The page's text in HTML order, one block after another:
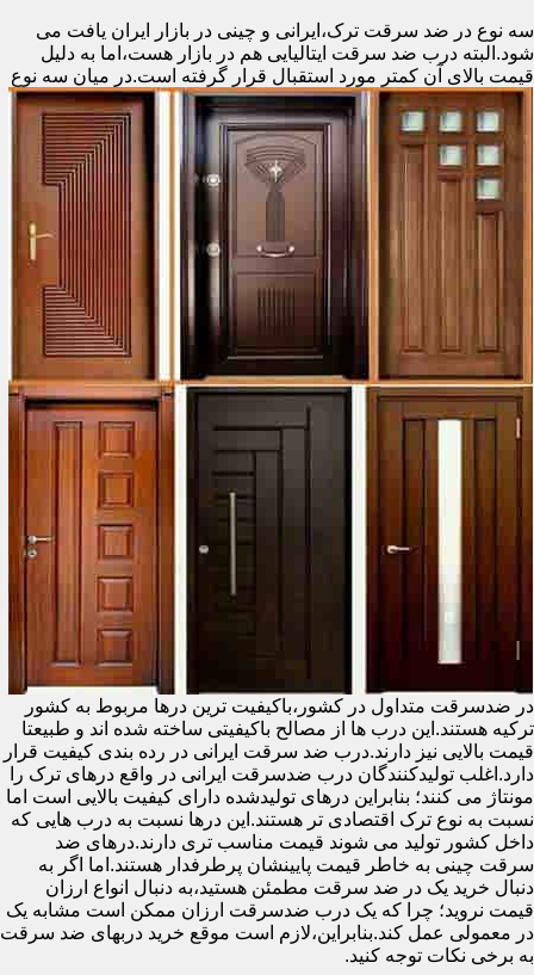
سه نوع در ضد سرقت ترک،ایرانی و چینی در بازار ایران یافت می
شود.البته درب ضد سرقت ایتالیایی هم در بازار هست،اما به دلیل
قیمت بالای آن کمتر مورد استقبال قرار گرفته است.در میان سه نوع
در ضدسرقت متداول در کشور،باکیفیت ترین درها مربوط به کشور
ترکیه هستند.این درب ها از مصالح باکیفیتی ساخته شده اند و طبیعتا
قیمت بالایی نیز دارند.درب ضد سرقت ایرانی در رده بندی کیفیت قرار
دارد.اغلب تولیدکنندگان درب ضدسرقت ایرانی در واقع درهای ترک را
مونتاژ می کنند؛ بنابراین درهای تولیدشده دارای کیفیت بالایی است اما
نسبت به نوع ترک اقتصادی تر هستند.این درها نسبت به درب هایی که
داخل کشور تولید می شوند قیمت مناسب تری دارند.درهای ضد
سرقت چینی به خاطر قیمت پایینشان پرطرفدار هستند.اما اگر به
دنبال خرید یک در ضد سرقت مطمئن هستید،به دنبال انواع ارزان
قیمت نروید؛ چرا که یک درب ضدسرقت ارزان ممکن است مشابه یک
در معمولی عمل کند.بنابراین،لازم است موقع خرید دربهای ضد سرقت
به برخی نکات توجه کنید.